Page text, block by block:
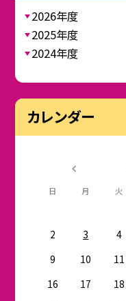
2026年度
2025年度
2024年度
カレンダー
日 月 火
2
3 4
9
10 11
16
17 18